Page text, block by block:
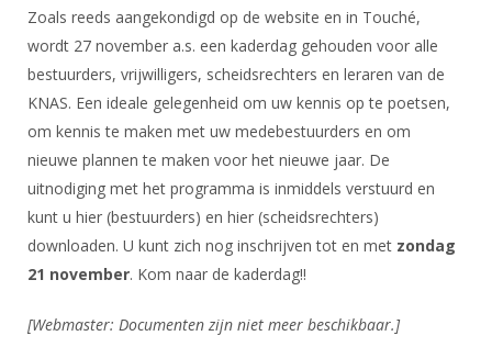
Maandelijks archief
Evenement
Website
Gebruiksvoorwaarden
Handleiding
Historie
Reglementen
Ledencijfers
Sponsors en Partners
Organisatie
Bestuur
Commissies
Ereleden
Leden van Verdiensten
Veteranen
Lichtzwaardschermen
Wedstrijdsport
Ranglijsten
Inschrijven
Reglementen
Schermpaspoort
Nieuws
NK's
Oranje
FBT
SBT
Talentontwikkeling
Atletencommissie
Voor de jeugd
Ouders en vereniging
Jeugdkampen
Brassardsysteem
Voor coaches en leraren
Nieuws
Nationale opleidingen
Forums
Forums
Schermforum
Nieuws
Zoek Vereniging
Contact
NK organiseren
Zoals reeds aangekondigd op de website en in Touché,
wordt 27 november a.s. een kaderdag gehouden voor alle
bestuurders, vrijwilligers, scheidsrechters en leraren van de
KNAS. Een ideale gelegenheid om uw kennis op te poetsen,
om kennis te maken met uw medebestuurders en om
nieuwe plannen te maken voor het nieuwe jaar. De
uitnodiging met het programma is inmiddels verstuurd en
kunt u hier (bestuurders) en hier (scheidsrechters)
downloaden. U kunt zich nog inschrijven tot en met zondag
21 november. Kom naar de kaderdag!!
[Webmaster: Documenten zijn niet meer beschikbaar.]